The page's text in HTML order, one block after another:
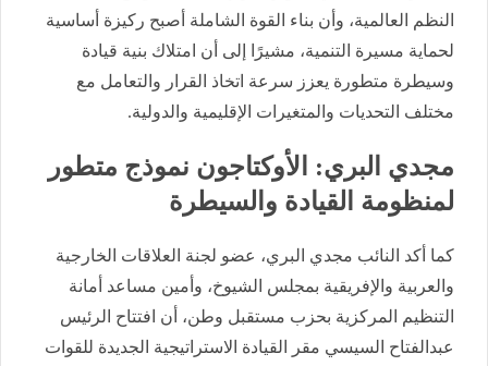
النظم العالمية، وأن بناء القوة الشاملة أصبح ركيزة أساسية
لحماية مسيرة التنمية، مشيرًا إلى أن امتلاك بنية قيادة
وسيطرة متطورة يعزز سرعة اتخاذ القرار والتعامل مع
مختلف التحديات والمتغيرات الإقليمية والدولية.
مجدي البري: الأوكتاجون نموذج متطور
لمنظومة القيادة والسيطرة
كما أكد النائب مجدي البري، عضو لجنة العلاقات الخارجية
والعربية والإفريقية بمجلس الشيوخ، وأمين مساعد أمانة
التنظيم المركزية بحزب مستقبل وطن، أن افتتاح الرئيس
عبدالفتاح السيسي مقر القيادة الاستراتيجية الجديدة للقوات